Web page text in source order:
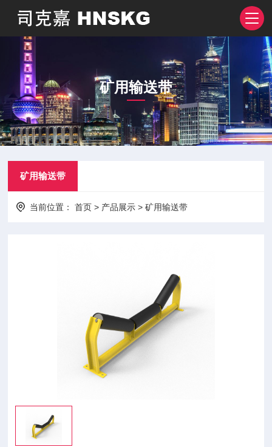
矿用输送带
矿用输送带
当前位置：首页 > 产品展示 >矿用输送带